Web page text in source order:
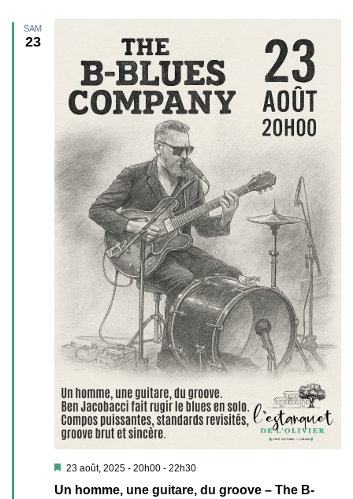
SAM
23
Un homme, une guitare, du groove – The B-
Mis
avant
23 août, 2025 - 20h00- 22h30